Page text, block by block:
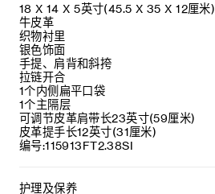
18 X 14 X 5英寸(45.5 X 35 X 12厘米)
牛皮革
织物衬里
银色饰面
手提、肩背和斜挎
拉链开合
1个内侧扁平口袋
1个主隔层
可调节皮革肩带长23英寸(59厘米)
皮革提手长12英寸(31厘米)
编号:115913FT2.38SI
护理及保养